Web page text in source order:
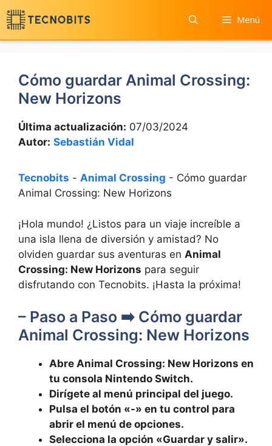
Saltar
al
contenido
Menú
Cómo guardar Animal Crossing:
New Horizons
Última actualización: 07/03/2024
Autor: Sebastián Vidal
Tecnobits - Animal Crossing - Cómo guardar
Animal Crossing: New Horizons
¡Hola mundo! ¿Listos para un viaje increíble a
una isla llena de diversión y amistad? No
olviden guardar sus​ aventuras en Animal
Crossing: New Horizons para seguir
disfrutando con Tecnobits. ¡Hasta la próxima!
– Paso a Paso ➡️ Cómo guardar
Animal Crossing: New Horizons
Abre Animal Crossing: New Horizons en
tu consola Nintendo Switch.
Dirígete al menú principal‍ del juego.
Pulsa el botón «-» en tu control para
abrir el menú de opciones.
Selecciona la opción «Guardar y salir».